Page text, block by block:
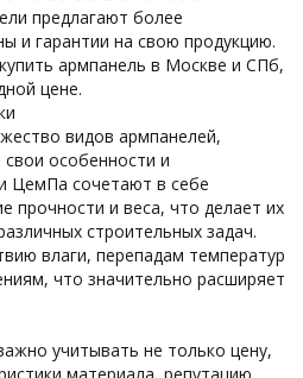
предлагают более
и гарантии на свою продукцию.
армпанель в Москве и СПб,
цене.
видов армпанелей,
особенности и
ЦемПа сочетают в себе
прочности и веса, что делает их
строительных задач.
влаги, перепадам температур
что значительно расширяет
учитывать не только цену,